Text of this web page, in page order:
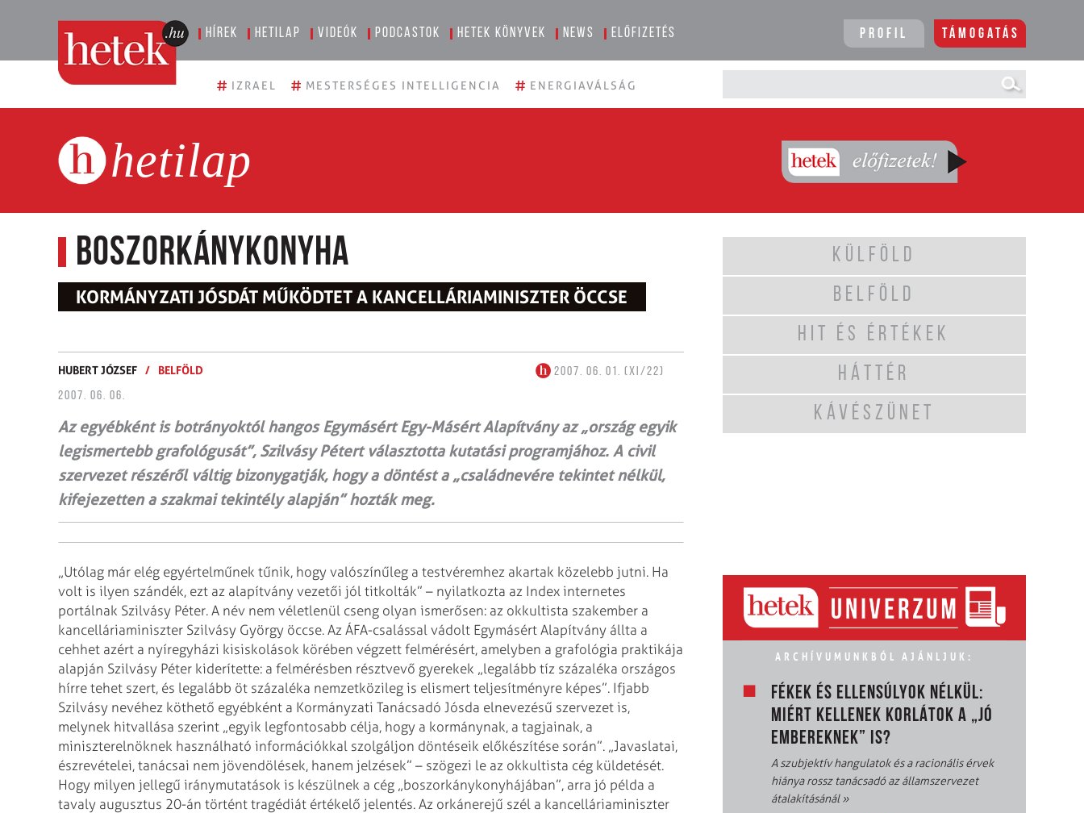
Hírek Hetilap Videók Podcastok Hetek könyvek News Előfizetés Profil Támogatás
# IZRAEL # MESTERSÉGES INTELLIGENCIA # ENERGIAVÁLSÁG
hetilap
Boszorkánykonyha
KORMÁNYZATI JÓSDÁT MŰKÖDTET A KANCELLÁRIAMINISZTER ÖCCSE
HUBERT JÓZSEF / BELFÖLD
2007. 06. 01. (XI/22)
2007. 06. 06.
Az egyébként is botrányoktól hangos Egymásért Egy-Másért Alapítvány az „ország egyik
legismertebb grafológusát”, Szilvásy Pétert választotta kutatási programjához. A civil
szervezet részéről váltig bizonygatják, hogy a döntést a „családnevére tekintet nélkül,
kifejezetten a szakmai tekintély alapján” hozták meg.
„Utólag már elég egyértelműnek tűnik, hogy valószínűleg a testvéremhez akartak közelebb jutni. Ha
volt is ilyen szándék, ezt az alapítvány vezetői jól titkolták” – nyilatkozta az Index internetes
portálnak Szilvásy Péter. A név nem véletlenül cseng olyan ismerősen: az okkultista szakember a
kancelláriaminiszter Szilvásy György öccse. Az ÁFA-csalással vádolt Egymásért Alapítvány állta a
cehhet azért a nyíregyházi kisiskolások körében végzett felmérésért, amelyben a grafológia praktikája
alapján Szilvásy Péter kiderítette: a felmérésben résztvevő gyerekek „legalább tíz százaléka országos
hírre tehet szert, és legalább öt százaléka nemzetközileg is elismert teljesítményre képes”. Ifjabb
Szilvásy nevéhez köthető egyébként a Kormányzati Tanácsadó Jósda elnevezésű szervezet is,
melynek hitvallása szerint „egyik legfontosabb célja, hogy a kormánynak, a tagjainak, a
miniszterelnöknek használható információkkal szolgáljon döntéseik előkészítése során”. „Javaslatai,
észrevételei, tanácsai nem jövendölések, hanem jelzések” – szögezi le az okkultista cég küldetését.
Hogy milyen jellegű iránymutatások is készülnek a cég „boszorkánykonyhájában”, arra jó példa a
tavaly augusztus 20-án történt tragédiát értékelő jelentés. Az orkánerejű szél a kancelláriaminiszter
KÜLFÖLD
BELFÖLD
HIT ÉS ÉRTÉKEK
HÁTTÉR
KÁVÉSZÜNET
ARCHÍVUMUNKBÓL AJÁNLJUK:
FÉKEK ÉS ELLENSÚLYOK NÉLKÜL:
MIÉRT KELLENEK KORLÁTOK A „JÓ
EMBEREKNEK” IS?
A szubjektív hangulatok és a racionális érvek
hiánya rossz tanácsadó az államszervezet
átalakításánál»